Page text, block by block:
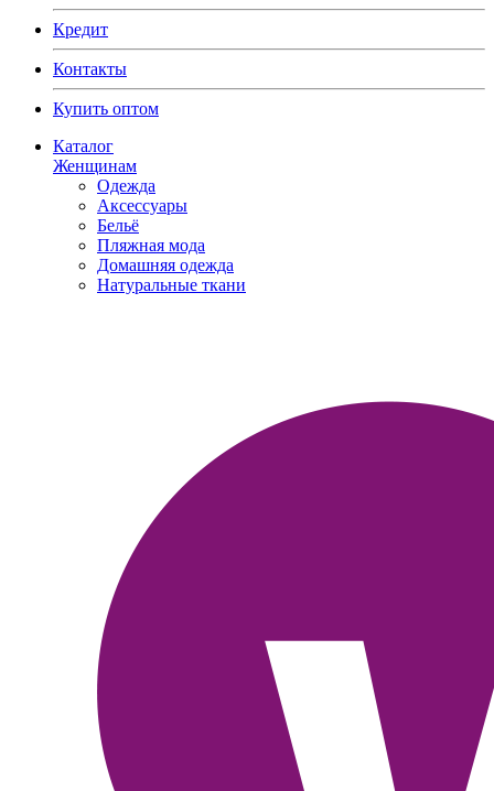
Кредит
Контакты
Купить оптом
Каталог
Женщинам
Одежда
Аксессуары
Бельё
Пляжная мода
Домашняя одежда
Натуральные ткани